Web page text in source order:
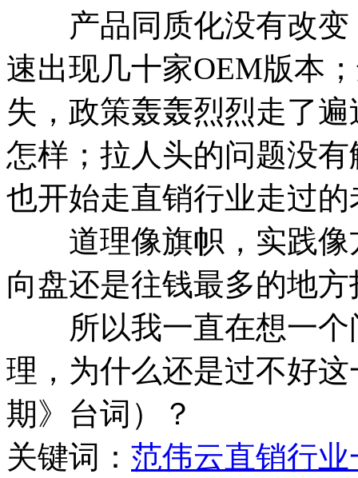
产品同质化没有改变
速出现几十家OEM版本
失，政策轰轰烈烈走了
怎样；拉人头的问题没
也开始走直销行业走过
道理像旗帜，实践像
向盘还是往钱最多的地方
所以我一直在想一个
理，为什么还是过不好
期》台词）？
关键词： 范伟云直销行业